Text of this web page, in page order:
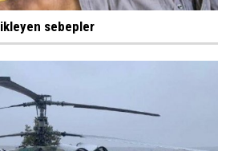
sebepler